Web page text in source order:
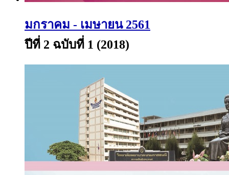
มกราคม - เมษายน 2561
ปีที่ 2 ฉบับที่ 1 (2018)